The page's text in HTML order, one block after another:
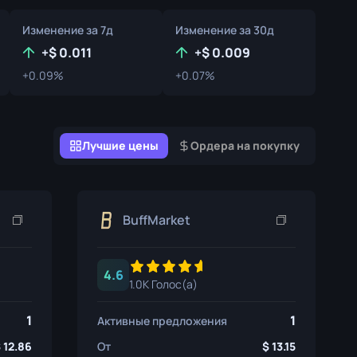
Сувенир
Сувенирный хайлайт
Изменение за 7д
+ 0.011
+0.09%
Изменение за 30д
+ 0.009
+0.07%
Лучшие цены Ордера на покупку
1
12.86
BuffMarket
4.6
1.0K Голос(а)
Активные предложения 1
От 13.15